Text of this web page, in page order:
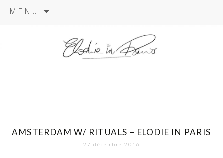
MENU
AMSTERDAM W/ RITUALS – ELODIE IN PARIS
27 décembre 2016